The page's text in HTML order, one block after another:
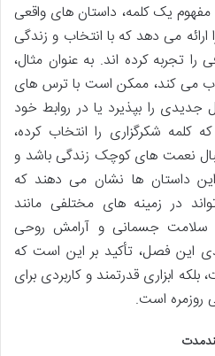
یک کلمه، داستان های واقعی
ارائه می دهد که با انتخاب و زندگی
تجربه کرده اند. به عنوان مثال،
می کند، ممکن است با ترس های
را بپذیرد یا در روابط خود
کلمه شکرگزاری را انتخاب کرده،
نعمت های کوچک زندگی باشد و
داستان ها نشان می دهند که
در زمینه های مختلفی مانند
سلامت جسمانی و آرامش روحی
این فصل، تأکید بر این است که
ابزاری قدرتمند و کاربردی برای
روزمره است.